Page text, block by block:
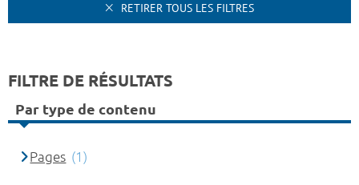
RETIRER TOUS LES FILTRES
FILTRE DE RÉSULTATS
Par type de contenu
Pages (1)